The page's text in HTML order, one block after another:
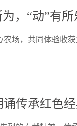
，“动”有所
场，共同体验收获
传承红色